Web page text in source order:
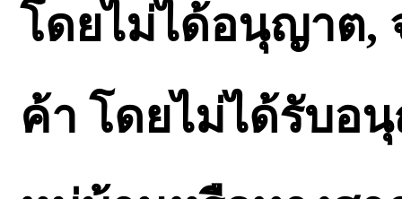
โดยไม่ได้อนุญาต,
ค้า โดยไม่ได้รับอ